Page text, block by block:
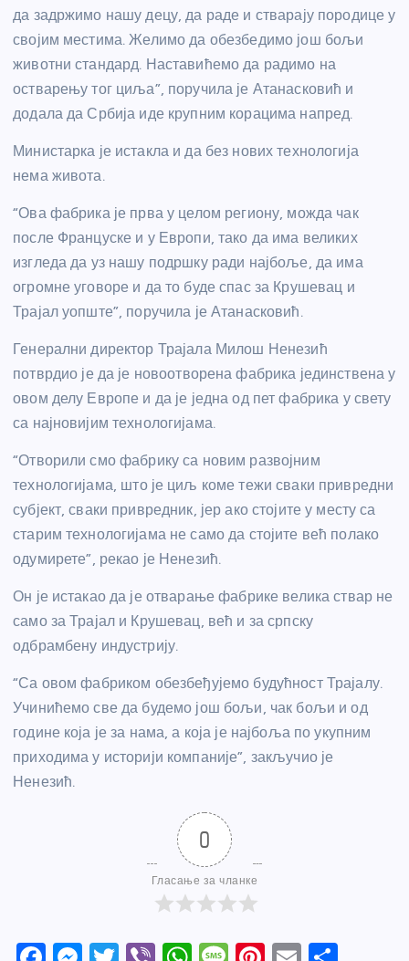
да задржимо нашу децу, да раде и стварају породице у
својим местима. Желимо да обезбедимо још бољи
животни стандард. Наставићемо да радимо на
остварењу тог циља”, поручила је Атанасковић и
додала да Србија иде крупним корацима напред.
Министарка је истакла и да без нових технологија
нема живота.
“Ова фабрика је прва у целом региону, можда чак
после Француске и у Европи, тако да има великих
изгледа да уз нашу подршку ради најбоље, да има
огромне уговоре и да то буде спас за Крушевац и
Трајал уопште”, поручила је Атанасковић.
Генерални директор Трајала Милош Ненезић
потврдио је да је новоотворена фабрика јединствена у
овом делу Европе и да је једна од пет фабрика у свету
са најновијим технологијама.
“Отворили смо фабрику са новим развојним
технологијама, што је циљ коме тежи сваки привредни
субјект, сваки привредник, јер ако стојите у месту са
старим технологијама не само да стојите већ полако
одумирете”, рекао је Ненезић.
Он је истакао да је отварање фабрике велика ствар не
само за Трајал и Крушевац, већ и за српску
одбрамбену индустрију.
“Са овом фабриком обезбеђујемо будућност Трајалу.
Учинићемо све да будемо још бољи, чак бољи и од
године која је за нама, а која је најбоља по укупним
приходима у историји компаније”, закључио је
Ненезић.
0
Гласање за чланке